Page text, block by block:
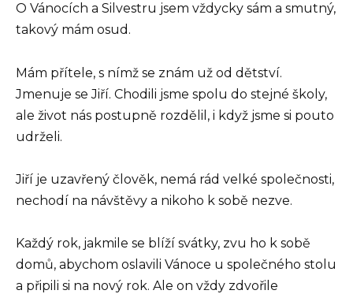
O Vánocích a Silvestru jsem vždycky sám a smutný,
takový mám osud.
Mám přítele, s nímž se znám už od dětství.
Jmenuje se Jiří. Chodili jsme spolu do stejné školy,
ale život nás postupně rozdělil, i když jsme si pouto
udrželi.
Jiří je uzavřený člověk, nemá rád velké společnosti,
nechodí na návštěvy a nikoho k sobě nezve.
Každý rok, jakmile se blíží svátky, zvu ho k sobě
domů, abychom oslavili Vánoce u společného stolu
a připili si na nový rok. Ale on vždy zdvořile